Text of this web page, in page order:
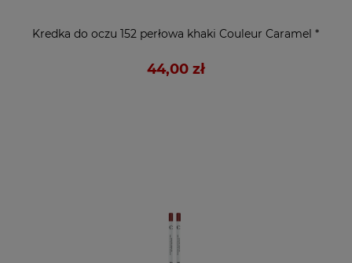
Kredka do oczu 152 perłowa khaki Couleur Caramel *
44,00 zł